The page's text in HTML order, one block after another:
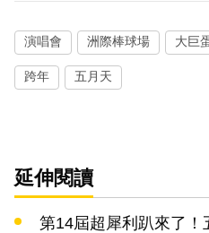
演唱會 洲際棒球場 大巨
跨年 五月天
延伸閱讀
第14屆超犀利趴來了